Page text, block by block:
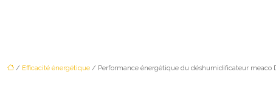
/ Efficacité énergétique / Performance énergétique du déshumidificateur meaco